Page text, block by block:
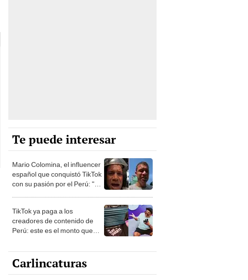
Te puede interesar
Mario Colomina, el influencer
español que conquistó TikTok
con su pasión por el Perú: "Mi
TikTok ya paga a los
creadores de contenido de
Perú: este es el monto que
1.000 vistas
Carlincaturas